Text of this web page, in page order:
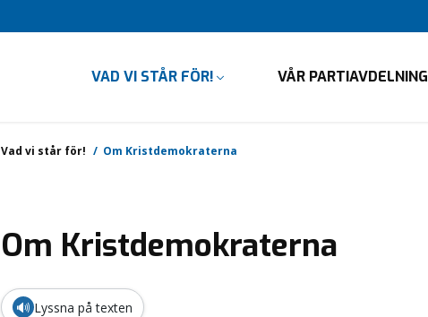
VAD VI STÅR FÖR! VÅR PARTIAVDELNING
Vad vi står för! Om Kristdemokraterna
Om Kristdemokraterna
🔊 Lyssna på texten